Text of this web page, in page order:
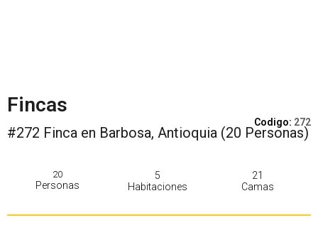
Fincas
Codigo: 272
#272 Finca en Barbosa, Antioquia (20 Personas)
20
Personas
5
Habitaciones
21
Camas